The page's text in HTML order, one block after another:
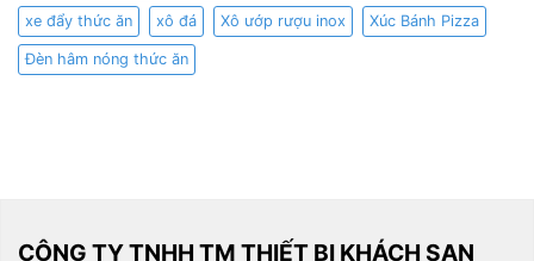
xe đẩy thức ăn xô đá Xô ướp rượu inox Xúc Bánh Pizza
Đèn hâm nóng thức ăn
CÔNG TY TNHH TM THIẾT BỊ KHÁCH SẠN